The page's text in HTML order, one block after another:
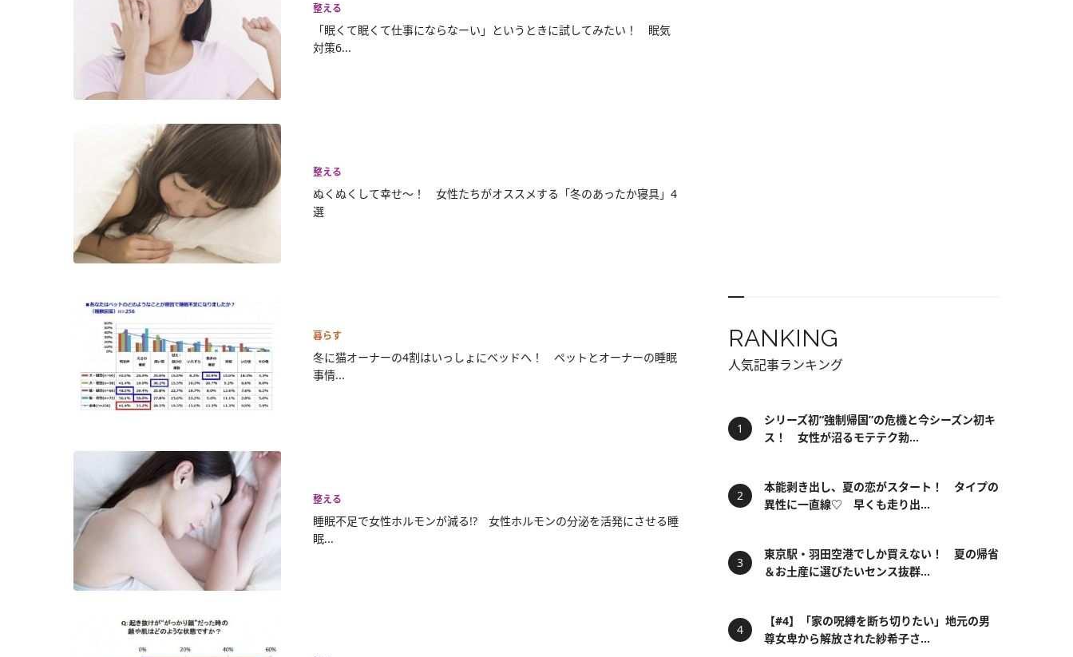
整える
「眠くて眠くて仕事にならなーい」というときに試してみたい！ 眠気
対策6...
整える
ぬくぬくして幸せ～！ 女性たちがオススメする「冬のあったか寝具」4
選
暮らす
冬に猫オーナーの4割はいっしょにベッドへ！ ペットとオーナーの睡眠
事情...
整える
睡眠不足で女性ホルモンが減る!? 女性ホルモンの分泌を活発にさせる睡
眠...
RANKING
人気記事ランキング
シリーズ初“強制帰国”の危機と今シーズン初キ
ス！ 女性が沼るモテテク勃...
本能剥き出し、夏の恋がスタート！ タイプの
異性に一直線♡ 早くも走り出...
東京駅・羽田空港でしか買えない！ 夏の帰省
＆お土産に選びたいセンス抜群...
【#4】「家の呪縛を断ち切りたい」地元の男
尊女卑から解放された紗希子さ...